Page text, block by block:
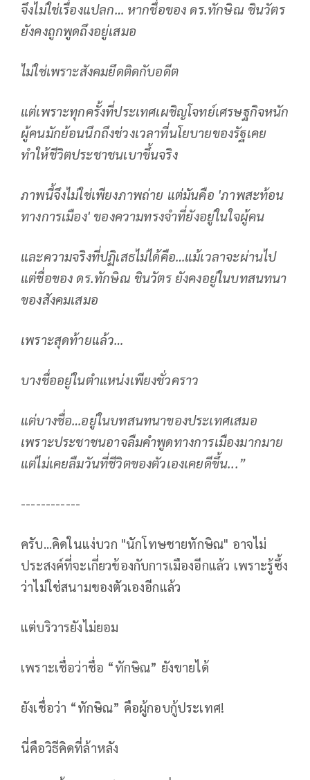
จึงไม่ใช่เรื่องแปลก… หากชื่อของ ดร.ทักษิณ ชินวัตร
ยังคงถูกพูดถึงอยู่เสมอ
ไม่ใช่เพราะสังคมยึดติดกับอดีต
แต่เพราะทุกครั้งที่ประเทศเผชิญโจทย์เศรษฐกิจหนัก
ผู้คนมักย้อนนึกถึงช่วงเวลาที่นโยบายของรัฐเคย
ทำให้ชีวิตประชาชนเบาขึ้นจริง
ภาพนี้จึงไม่ใช่เพียงภาพถ่าย แต่มันคือ 'ภาพสะท้อน
ทางการเมือง' ของความทรงจำที่ยังอยู่ในใจผู้คน
และความจริงที่ปฏิเสธไม่ได้คือ…แม้เวลาจะผ่านไป
แต่ชื่อของ ดร.ทักษิณ ชินวัตร ยังคงอยู่ในบทสนทนา
ของสังคมเสมอ
เพราะสุดท้ายแล้ว…
บางชื่ออยู่ในตำแหน่งเพียงชั่วคราว
แต่บางชื่อ…อยู่ในบทสนทนาของประเทศเสมอ
เพราะประชาชนอาจลืมคำพูดทางการเมืองมากมาย
แต่ไม่เคยลืมวันที่ชีวิตของตัวเองเคยดีขึ้น...”
------------
ครับ...คิดในแง่บวก "นักโทษชายทักษิณ" อาจไม่
ประสงค์ที่จะเกี่ยวข้องกับการเมืองอีกแล้ว เพราะรู้ซึ้ง
ว่าไม่ใช่สนามของตัวเองอีกแล้ว
แต่บริวารยังไม่ยอม
เพราะเชื่อว่าชื่อ “ทักษิณ” ยังขายได้
ยังเชื่อว่า “ทักษิณ” คือผู้กอบกู้ประเทศ!
นี่คือวิธีคิดที่ล้าหลัง